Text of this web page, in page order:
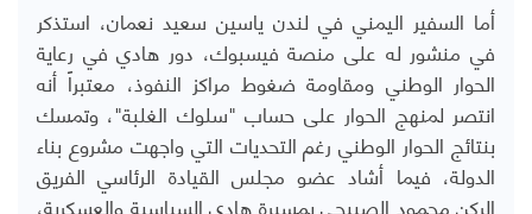
أما السفير اليمني في لندن ياسين سعيد نعمان، استذكر
في منشور له على منصة فيسبوك، دور هادي في رعاية
الحوار الوطني ومقاومة ضغوط مراكز النفوذ، معتبراً أنه
انتصر لمنهج الحوار على حساب "سلوك الغلبة"، وتمسك
بنتائج الحوار الوطني رغم التحديات التي واجهت مشروع بناء
الدولة، فيما أشاد عضو مجلس القيادة الرئاسي الفريق
الركن محمود الصبيحي بمسيرة هادي السياسية والعسكرية،